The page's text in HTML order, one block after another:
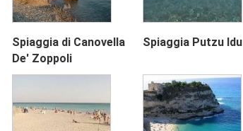
Spiaggia di Canovella
De' Zoppoli
Spiaggia Putzu Idu